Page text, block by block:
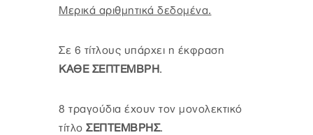
Μερικά αριθμητικά δεδομένα.
Σε 6 τίτλους υπάρχει η έκφραση
ΚΑΘΕ ΣΕΠΤΕΜΒΡΗ.
8 τραγούδια έχουν τον μονολεκτικό
τίτλο ΣΕΠΤΕΜΒΡΗΣ.